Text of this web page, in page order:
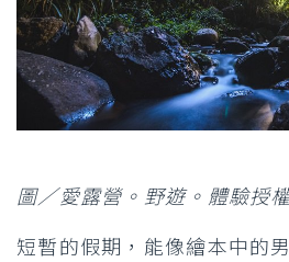
圖／愛露營。野遊。體驗授
短暫的假期，能像繪本中的